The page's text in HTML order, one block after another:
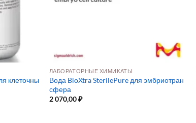
клеточны
ЛАБОРАТОРНЫЕ ХИМИКАТЫ
Вода BioXtra SterilePure для эмбриотран
сфера
2 070,00₽